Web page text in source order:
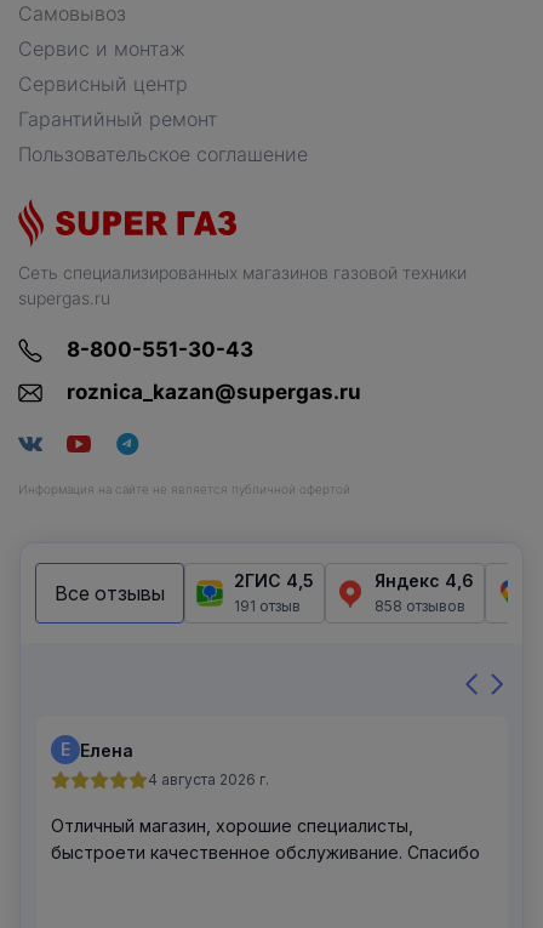
Сеть специализированных магазинов газовой техники
supergas.ru
8-800-551-30-43
roznica_kazan@supergas.ru
Информация на сайте не является публичной офертой
Самовывоз
Сервис и монтаж
Сервисный центр
Гарантийный ремонт
Пользовательское соглашение